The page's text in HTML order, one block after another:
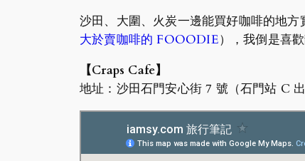
沙田、大圍、火炭一邊能買好咖啡的地
大於賣咖啡的 FOOODIE），我倒是喜
【Craps Cafe】
地址：沙田石門安心街 7 號（石門站 C